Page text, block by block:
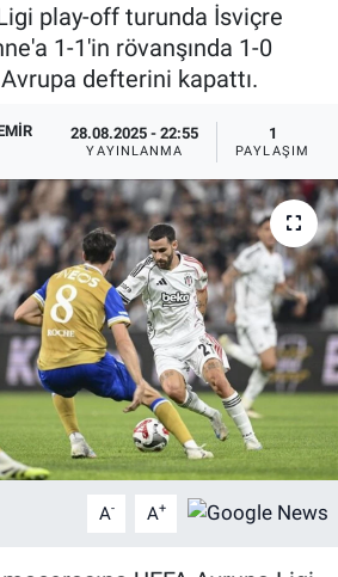
play-off turunda İsviçre
1-1'in rövanşında 1-0
defterini kapattı.
28.08.2025 - 22:55
YAYINLANMA
1
PAYLAŞIM
A- A+